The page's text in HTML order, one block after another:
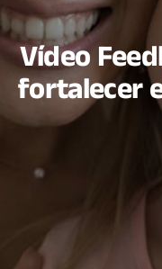
Vídeo
fortalecer